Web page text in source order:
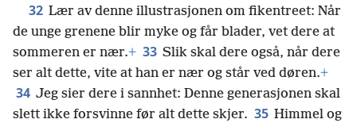
32 Lær av denne illustrasjonen om fikentreet: Når
de unge grenene blir myke og får blader, vet dere at
sommeren er nær.+ 33 Slik skal dere også, når dere
ser alt dette, vite at han er nær og står ved døren.+
34 Jeg sier dere i sannhet: Denne generasjonen skal
slett ikke forsvinne før alt dette skjer. 35 Himmel og